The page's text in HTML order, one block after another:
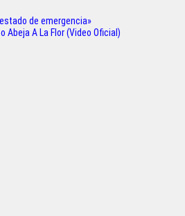
de emergencia»
Abeja A La Flor (Video Oficial)